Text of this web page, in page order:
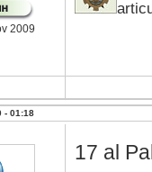
2009
- 01:18
17 al